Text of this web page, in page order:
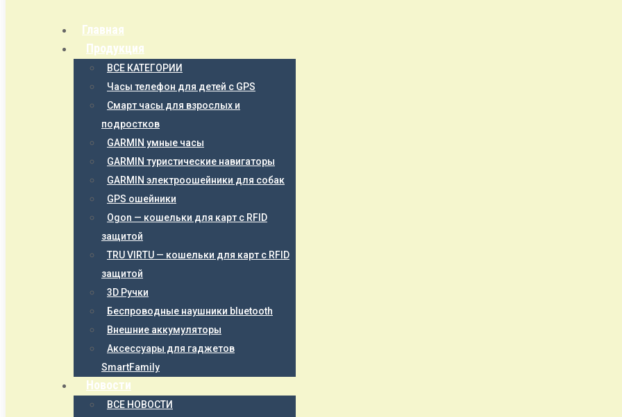
Главная
Продукция
ВСЕ КАТЕГОРИИ
Часы телефон для детей с GPS
Смарт часы для взрослых и
подростков
GARMIN умные часы
GARMIN туристические навигаторы
GARMIN электроошейники для собак
GPS ошейники
Ogon — кошельки для карт с RFID
защитой
TRU VIRTU — кошельки для карт с RFID
защитой
3D Ручки
Беспроводные наушники bluetooth
Внешние аккумуляторы
Аксессуары для гаджетов
SmartFamily
Новости
ВСЕ НОВОСТИ